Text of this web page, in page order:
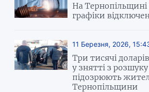
На Тернопільщині
графіки
11 Березня, 2026,
Три тисячі
у знятті з
підозрюють
Тернопільщини